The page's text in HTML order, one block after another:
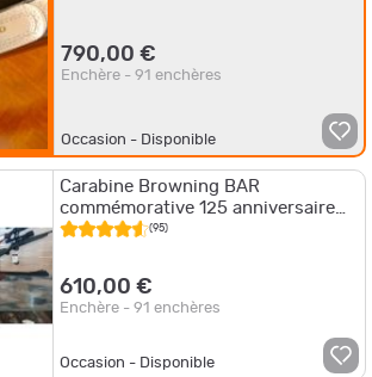
790,00 €
Enchère - 91 enchères
Occasion - Disponible
Carabine Browning BAR
commémorative 125 anniversaire
(95)
610,00 €
Enchère - 91 enchères
Occasion - Disponible